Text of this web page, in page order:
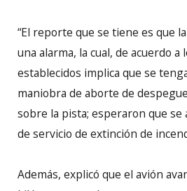
“El reporte que se tiene es que
una alarma, la cual, de acuerdo
establecidos implica que se
maniobra de aborte de
sobre la pista; esperaron que
de servicio de extinción de
Además, explicó que el avión